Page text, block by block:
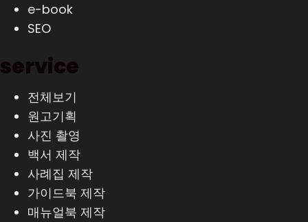
e-book
SEO
service
전체보기
원고기획
사진 촬영
백서 제작
사례집 제작
가이드북 제작
매뉴얼북 제작